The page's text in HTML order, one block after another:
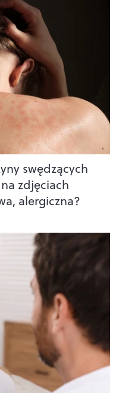
swędzących
zdjęciach
alergiczna?